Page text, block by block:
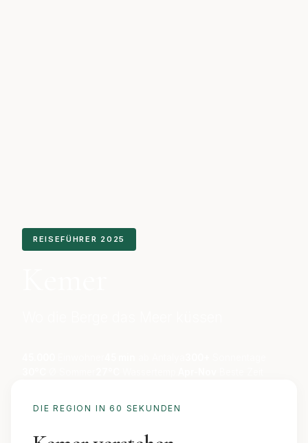
REISEFÜHRER 2025
DIE REGION IN 60 SEKUNDEN